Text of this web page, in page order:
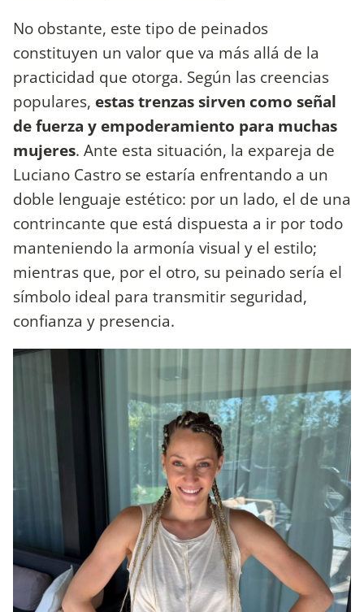
No obstante, este tipo de peinados
constituyen un valor que va más allá de la
practicidad que otorga. Según las creencias
populares, estas trenzas sirven como señal
de fuerza y empoderamiento para muchas
mujeres. Ante esta situación, la expareja de
Luciano Castro se estaría enfrentando a un
doble lenguaje estético: por un lado, el de una
contrincante que está dispuesta a ir por todo
manteniendo la armonía visual y el estilo;
mientras que, por el otro, su peinado sería el
símbolo ideal para transmitir seguridad,
confianza y presencia.